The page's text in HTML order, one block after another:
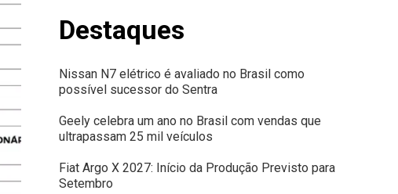
Destaques
Nissan N7 elétrico é avaliado no Brasil como
possível sucessor do Sentra
Geely celebra um ano no Brasil com vendas que
ultrapassam 25 mil veículos
Fiat Argo X 2027: Início da Produção Previsto para
Setembro